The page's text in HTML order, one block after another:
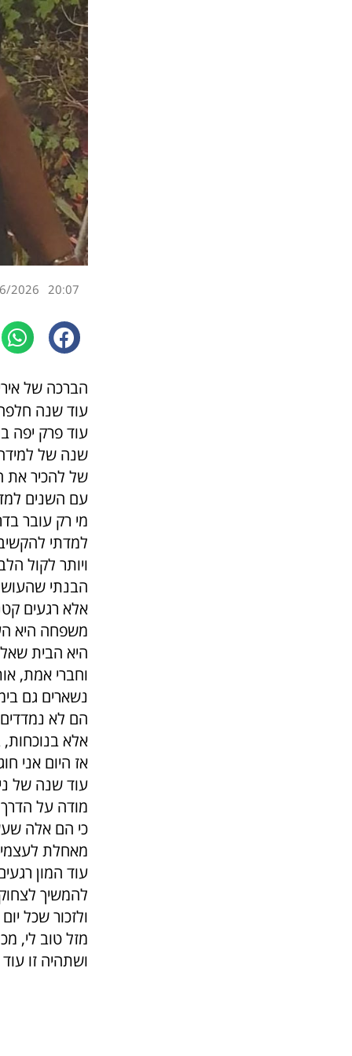
20:07
2026
הברכה של
עוד שנה
עוד פרק יפה
שנה של
של להכיר את
עם השנים
מי רק עובר
למדתי
ויותר לקול
הבנתי
אלא רגעים
משפחה היא
היא הבית
וחברי אמת,
נשארים גם
הם לא
אלא בנוכחות,
אז היום אני
עוד שנה של
מודה על
כי הם אלה
מאחלת לעצמי
עוד המון
להמשיך
ולזכור שכל
מזל טוב לי,
ושתהיה זו